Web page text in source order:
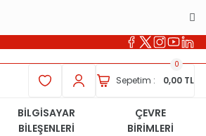
Sepetim : 0,00 TL
0
BİLGİSAYAR
BİLEŞENLERİ
ÇEVRE
BİRİMLERİ